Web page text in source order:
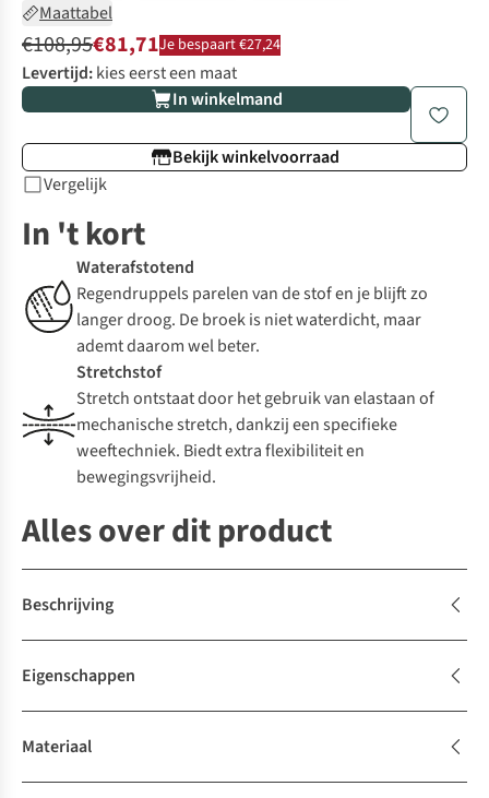
Maattabel
€108,95€81,71Je bespaart €27,24
Levertijd:kies eerst een maat
In winkelmand
Bekijk winkelvoorraad
Vergelijk
In 't kort
Waterafstotend
Regendruppels parelen van de stof en je blijft zo
langer droog. De broek is niet waterdicht, maar
ademt daarom wel beter.
Stretchstof
Stretch ontstaat door het gebruik van elastaan of
mechanische stretch, dankzij een specifieke
weeftechniek. Biedt extra flexibiliteit en
bewegingsvrijheid.
Alles over dit product
Beschrijving
Eigenschappen
Materiaal